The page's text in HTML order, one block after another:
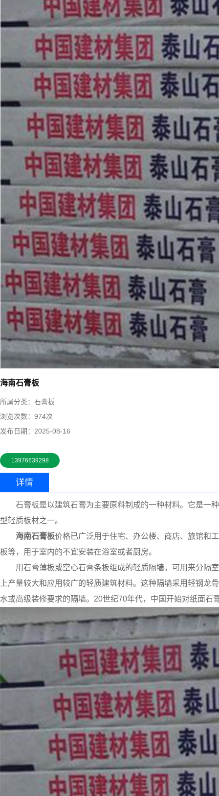
海南石膏板
所属分类： 石膏板
浏览次数： 974次
发布日期： 2025-08-16
13976639298
详情
石膏板是以建筑石膏为主要原料制成的一种材料。它是一
型轻质板材之一。
海南石膏板价格已广泛用于住宅、办公楼、商店、旅馆和
板等，用于室内的不宜安装在浴室或者厨房。
用石膏薄板或空心石膏条板组成的轻质隔墙，可用来分隔
上产量较大和应用较广的轻质建筑材料。这种隔墙采用轻钢
水或高级装修要求的隔墙。20世纪70年代，中国开始对纸面